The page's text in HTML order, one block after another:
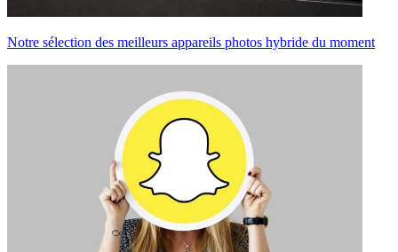
Notre sélection des meilleurs appareils photos hybride du moment